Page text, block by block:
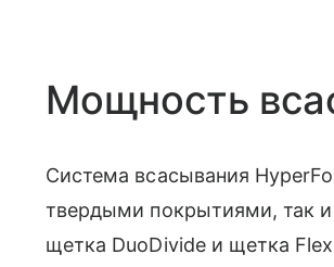
Мощность
Система всасывания
твердыми покрытиями, так
щетка DuoDivide и щетка